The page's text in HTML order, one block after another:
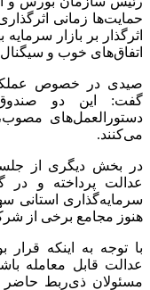
حمایت‌ها زمانی
اثرگذار بر بازار
اتفاق‌های خوب و
صیدی در خصوص
گفت: این دو
دستورالعمل‌های
می‌کنند.
در بخش دیگری از
عدالت پرداخته و
سرمایه‌گذاری استانی
هنوز مجامع برخی از
با توجه به اینکه
عدالت قابل معامله
مسئولان ذی‌ربط حاضر